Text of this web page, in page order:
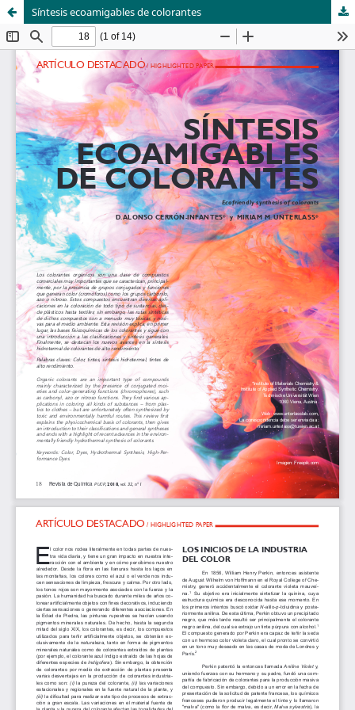
Sistema de
Bibliotecas
Departamento de
Ciencias
Síntesis ecoamigables de colorantes